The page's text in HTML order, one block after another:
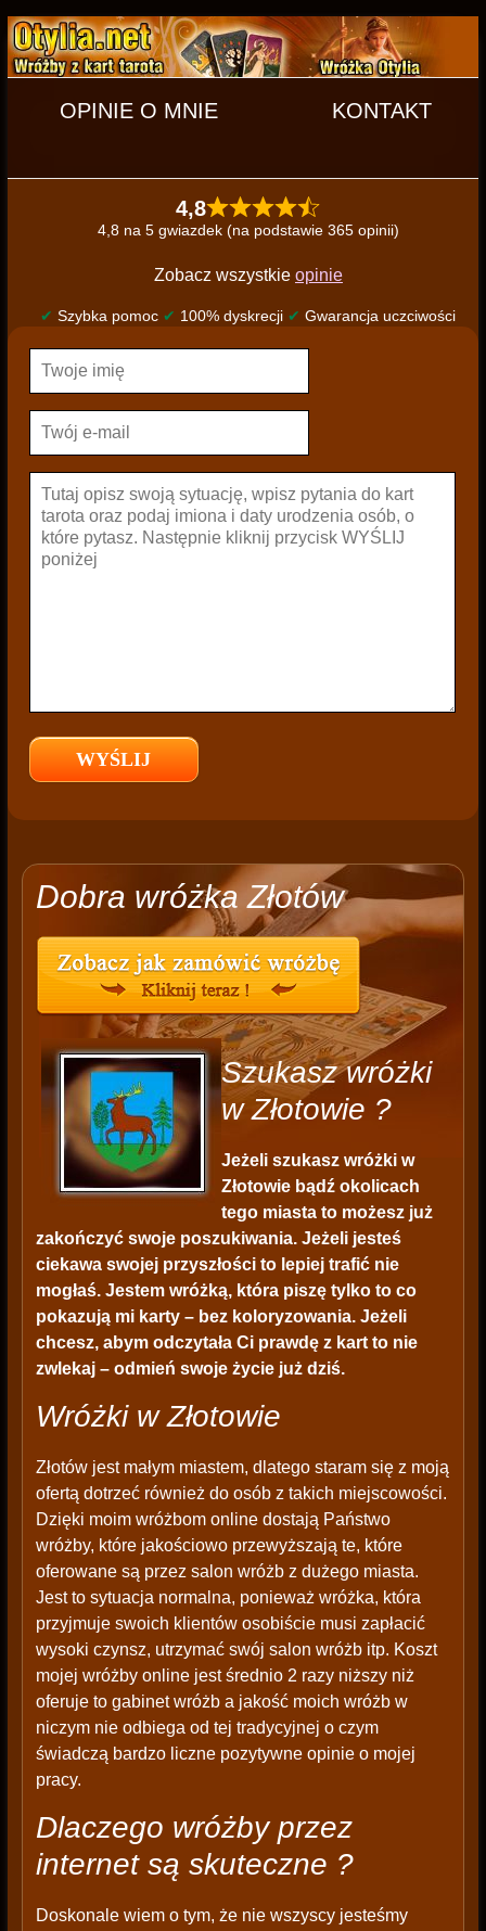
OPINIE O MNIE KONTAKT
4,8
4,8 na 5 gwiazdek (na podstawie 365 opinii)
Zobacz wszystkie opinie
✔ Szybka pomoc ✔ 100% dyskrecji ✔ Gwarancja uczciwości
Dobra wróżka Złotów
Szukasz wróżki
w Złotowie ?
Jeżeli szukasz wróżki w
Złotowie bądź okolicach
tego miasta to możesz już
zakończyć swoje poszukiwania. Jeżeli jesteś
ciekawa swojej przyszłości to lepiej trafić nie
mogłaś. Jestem wróżką, która piszę tylko to co
pokazują mi karty – bez koloryzowania. Jeżeli
chcesz, abym odczytała Ci prawdę z kart to nie
zwlekaj – odmień swoje życie już dziś.
Wróżki w Złotowie
Złotów jest małym miastem, dlatego staram się z moją
ofertą dotrzeć również do osób z takich miejscowości.
Dzięki moim wróżbom online dostają Państwo
wróżby, które jakościowo przewyższają te, które
oferowane są przez salon wróżb z dużego miasta.
Jest to sytuacja normalna, ponieważ wróżka, która
przyjmuje swoich klientów osobiście musi zapłacić
wysoki czynsz, utrzymać swój salon wróżb itp. Koszt
mojej wróżby online jest średnio 2 razy niższy niż
oferuje to gabinet wróżb a jakość moich wróżb w
niczym nie odbiega od tej tradycyjnej o czym
świadczą bardzo liczne pozytywne opinie o mojej
pracy.
Dlaczego wróżby przez
internet są skuteczne ?
Doskonale wiem o tym, że nie wszyscy jesteśmy